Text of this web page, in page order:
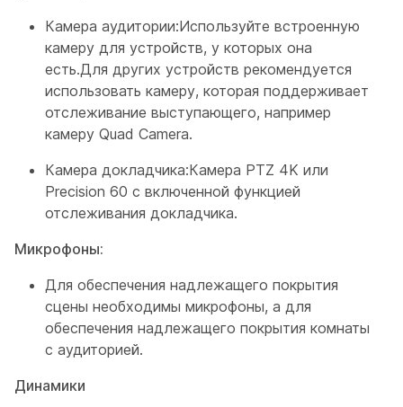
Камера аудитории:Используйте встроенную
камеру для устройств, у которых она
есть.Для других устройств рекомендуется
использовать камеру, которая поддерживает
отслеживание выступающего, например
камеру Quad Camera.
Камера докладчика:Камера PTZ 4K или
Precision 60 с включенной функцией
отслеживания докладчика.
Микрофоны:
Для обеспечения надлежащего покрытия
сцены необходимы микрофоны, а для
обеспечения надлежащего покрытия комнаты
с аудиторией.
Динамики